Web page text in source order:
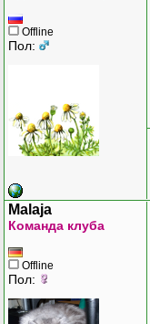
Offline
Пол:
Malaja
Команда клуба
Offline
Пол: